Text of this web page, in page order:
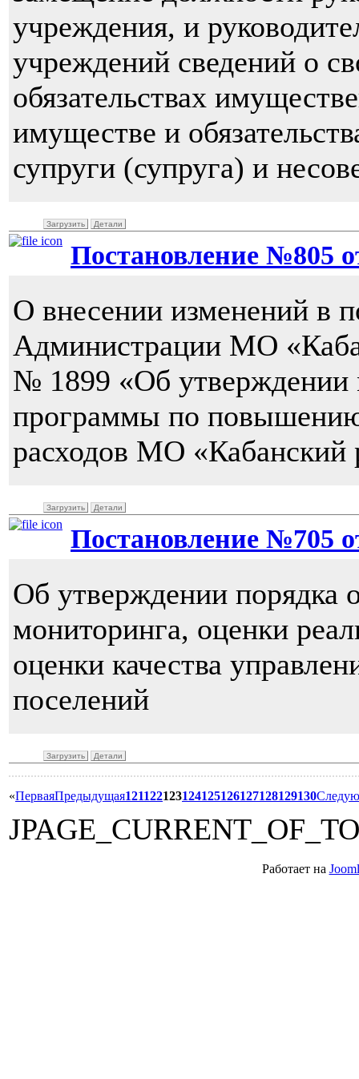
учреждения, и
учреждений сведений о
обязательствах
имуществе и
супруги (супруга) и
Загрузить Детали
Постановление №805
О внесении изменений в
Администрации МО
№ 1899 «Об утверждении
программы по
расходов МО «Кабанский
Загрузить Детали
Постановление №705
Об утверждении порядка
мониторинга, оценки
оценки качества
поселений
Загрузить Детали
«ПерваяПредыдущая121122123124125126127128129130
Работает на